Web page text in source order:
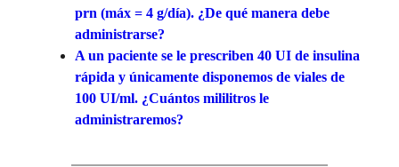
prn (máx = 4 g/día). ¿De qué manera debe
administrarse?
A un paciente se le prescriben 40 UI de insulina
rápida y únicamente disponemos de viales de
100 UI/ml. ¿Cuántos mililitros le
administraremos?